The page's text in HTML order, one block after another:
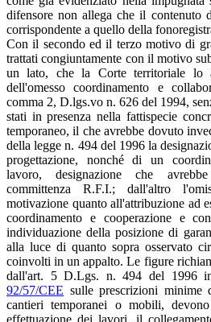
difensore non allega che il contenuto
corrispondente a quello della
Con il secondo ed il terzo motivo di
trattati congiuntamente con il motivo
un lato, che la Corte territoriale lo
dell'omesso coordinamento e
comma 2, D.lgs.vo n. 626 del 1994,
stati in presenza nella fattispecie
temporaneo, il che avrebbe dovuto
della legge n. 494 del 1996 la
progettazione, nonché di un
lavoro, designazione che
committenza R.F.I.; dall'altro
motivazione quanto all'attribuzione ad
coordinamento e cooperazione e
individuazione della posizione di
alla luce di quanto sopra osservato
coinvolti in un appalto. Le figure
dall'art. 5 D.Lgs. n. 494 del 1996
92/57/CEE sulle prescrizioni minime
cantieri temporanei o mobili,
effettuazione dei lavori, il